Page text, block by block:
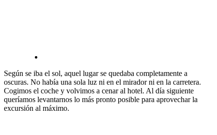
Según se iba el sol, aquel lugar se quedaba completamente a
oscuras. No había una sola luz ni en el mirador ni en la carretera.
Cogimos el coche y volvimos a cenar al hotel. Al día siguiente
queríamos levantarnos lo más pronto posible para aprovechar la
excursión al máximo.